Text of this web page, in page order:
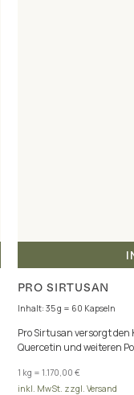
PRO SIRTUSAN
Inhalt: 35 g = 60 Kapseln
Pro Sirtusan versorgt den
1 kg = 1.170,00 €
inkl. MwSt. zzgl. Versand